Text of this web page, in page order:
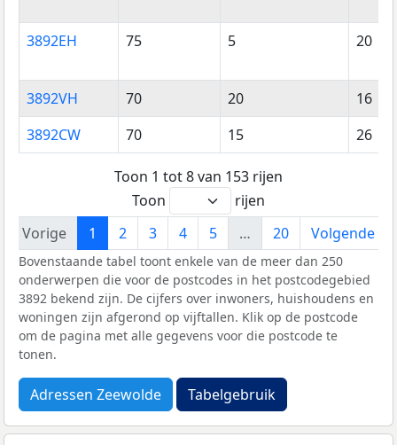
3892EH 75 5 20
3892VH 70 20
16
3892CW
70 15 26
Toon 1 tot 8 van 153 rijen
Toon
rijen
Vorige
1 2 3 4 5 … 20 Volgende
Bovenstaande tabel toont enkele van de meer dan 250
onderwerpen die voor de postcodes in het postcodegebied
3892 bekend zijn. De cijfers over inwoners, huishoudens en
woningen zijn afgerond op vijftallen. Klik op de postcode
om de pagina met alle gegevens voor die postcode te
tonen.
Adressen Zeewolde Tabelgebruik